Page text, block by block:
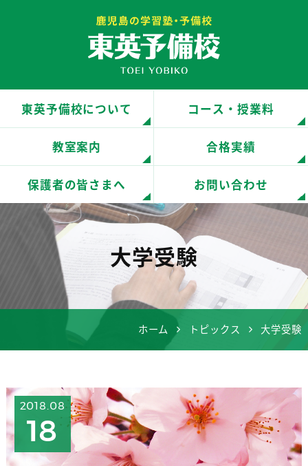
鹿児島の予備校・学習塾 東英
予備校
東英予備校について コース・授業料
教室案内 合格実績
保護者の皆さまへ お問い合わせ
大学受験
ホーム トピックス 大学受験
2018.08
18